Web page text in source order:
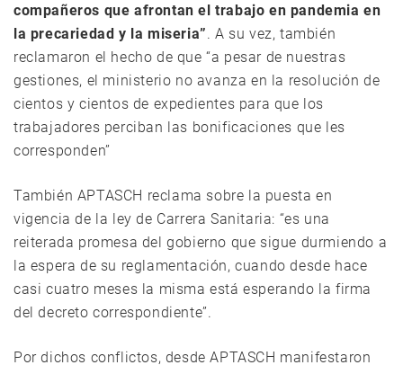
compañeros que afrontan el trabajo en pandemia en
la precariedad y la miseria”. A su vez, también
reclamaron el hecho de que “a pesar de nuestras
gestiones, el ministerio no avanza en la resolución de
cientos y cientos de expedientes para que los
trabajadores perciban las bonificaciones que les
corresponden”
También APTASCH reclama sobre la puesta en
vigencia de la ley de Carrera Sanitaria: “es una
reiterada promesa del gobierno que sigue durmiendo a
la espera de su reglamentación, cuando desde hace
casi cuatro meses la misma está esperando la firma
del decreto correspondiente”.
Por dichos conflictos, desde APTASCH manifestaron